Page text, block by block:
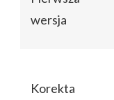
wersja
Korekta